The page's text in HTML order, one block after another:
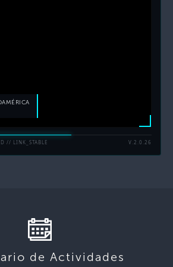
// LINK_STABLE V.2.0.26
de Actividades